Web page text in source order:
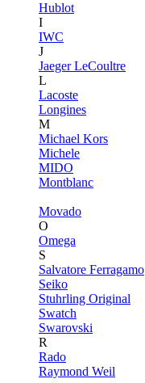
Hublot
I
IWC
J
Jaeger LeCoultre
L
Lacoste
Longines
M
Michael Kors
Michele
MIDO
Montblanc
Movado
O
Omega
S
Salvatore Ferragamo
Seiko
Stuhrling Original
Swatch
Swarovski
R
Rado
Raymond Weil